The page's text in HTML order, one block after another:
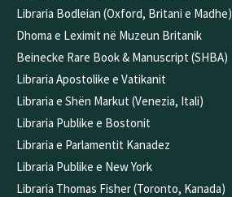
Libraria Bodleian (Oxford, Britani e Madhe)
Dhoma e Leximit në Muzeun Britanik
Beinecke Rare Book & Manuscript (SHBA)
Libraria Apostolike e Vatikanit
Libraria e Shën Markut (Venezia, Itali)
Libraria Publike e Bostonit
Libraria e Parlamentit Kanadez
Libraria Publike e New York
Libraria Thomas Fisher (Toronto, Kanada)